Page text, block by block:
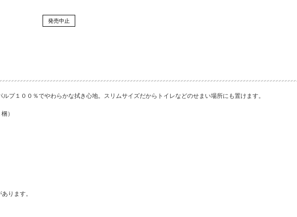
発売中止
プ１００％でやわらかな拭き心地。スリムサイズだからトイレなどのせまい場所にも置けます。
）
ります。